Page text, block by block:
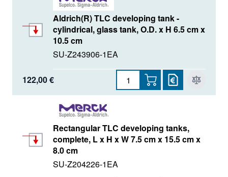
Aldrich(R) TLC developing tank -
cylindrical, glass tank, O.D. x H 6.5 cm x
10.5 cm
SU-Z243906-1EA
122,00 €
Rectangular TLC developing tanks,
complete, L x H x W 7.5 cm x 15.5 cm x
8.0 cm
SU-Z204226-1EA